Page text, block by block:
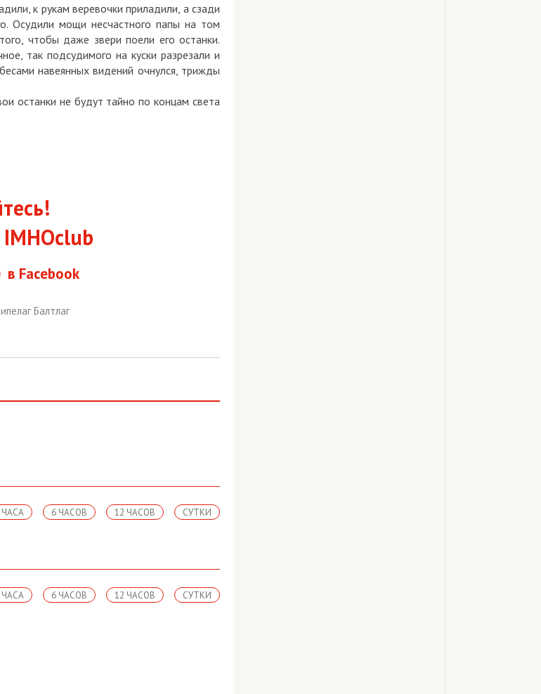
к рукам веревочки приладили, а сзади
Осудили мощи несчастного папы на том
чтобы даже звери поели его останки.
так подсудимого на куски разрезали и
навеянных видений очнулся, трижды
останки не будут тайно по концам света
в Facebook
Балтлаг
СУТКИ
12 ЧАСОВ
6 ЧАСОВ
ЧАСА
СУТКИ
12 ЧАСОВ
6 ЧАСОВ
ЧАСА